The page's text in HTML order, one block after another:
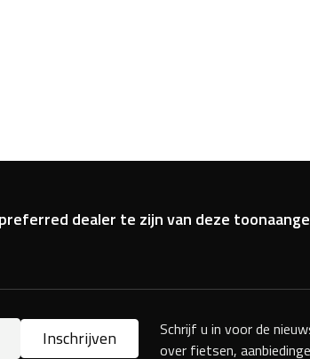
dealer te zijn van deze
Schrijf u in voor de
over fietsen,
Inschrijven